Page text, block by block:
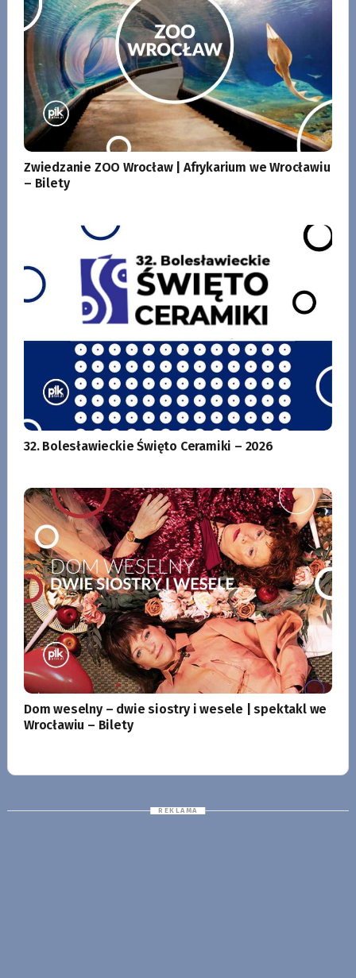
Zwiedzanie ZOO Wrocław | Afrykarium we Wrocławiu
– Bilety
32. Bolesławieckie Święto Ceramiki – 2026
Dom weselny – dwie siostry i wesele | spektakl we
Wrocławiu – Bilety